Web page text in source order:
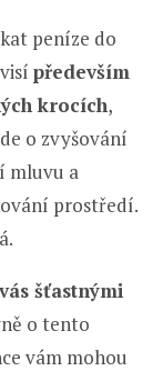
peníze do
především
krocích,
o zvyšování
mluvu a
prostředí.
šťastnými
o tento
vám mohou